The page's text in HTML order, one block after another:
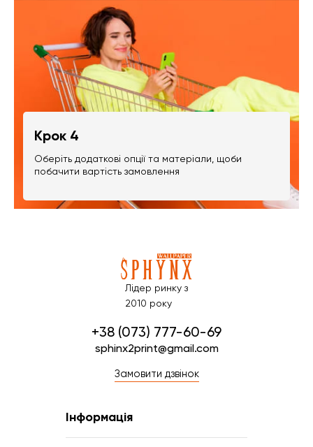
Крок 4
Оберіть додаткові опції та матеріали, щоби
побачити вартість замовлення
Лідер ринку з
2010 року
+38 (073) 777-60-69
sphinx2print@gmail.com
Замовити дзвінок
Інформація